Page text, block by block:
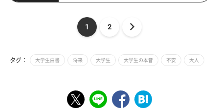
1 2
タグ： 大学生白書 将来 大学生 大学生の本音 不安 大人